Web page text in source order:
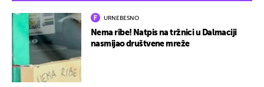
URNEBESNO
Nema ribe! Natpis na tržnici u Dalmaciji
nasmijao društvene mreže